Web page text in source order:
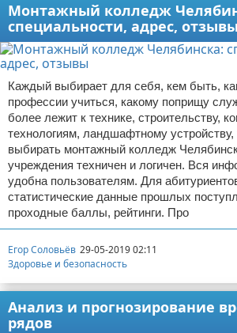
Монтажный колледж
специальности, адрес, отзывы
Каждый выбирает для себя, кем быть,
профессии учиться, какому поприщу
более лежит к технике, строительству,
технологиям, ландшафтному
выбирать монтажный колледж
учреждения техничен и логичен. Вся
удобна пользователям. Для
статистические данные прошлых
проходные баллы, рейтинги. Про
Егор Соловьёв 29-05-2019 02:11
Здоровье и безопасность
Анализ и прогнозирование
рядов